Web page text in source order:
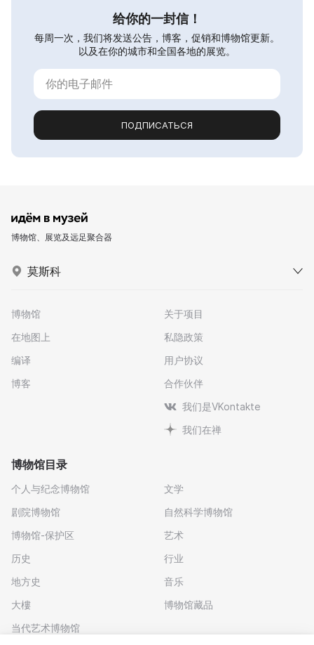
给你的一封信！
每周一次，我们将发送公告，博客，促销和博物馆更新。
以及在你的城市和全国各地的展览。
ПОДПИСАТЬСЯ
博物馆、展览及远足聚合器
莫斯科
博物馆
在地图上
编译
博客
关于项目
私隐政策
用户协议
合作伙伴
我们是VKontakte
我们在禅
博物馆目录
个人与纪念博物馆
剧院博物馆
博物馆-保护区
历史
地方史
大樓
当代艺术博物馆
文学
自然科学博物馆
艺术
行业
音乐
博物馆藏品